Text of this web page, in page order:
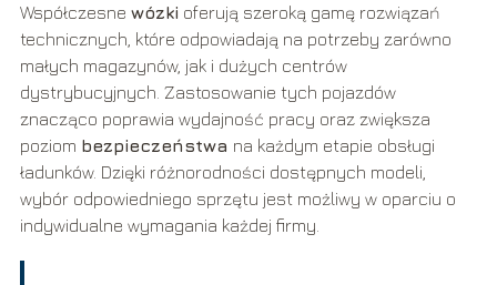
Współczesne wózki oferują szeroką gamę rozwiązań
technicznych, które odpowiadają na potrzeby zarówno
małych magazynów, jak i dużych centrów
dystrybucyjnych. Zastosowanie tych pojazdów
znacząco poprawia wydajność pracy oraz zwiększa
poziom bezpieczeństwa na każdym etapie obsługi
ładunków. Dzięki różnorodności dostępnych modeli,
wybór odpowiedniego sprzętu jest możliwy w oparciu o
indywidualne wymagania każdej firmy.